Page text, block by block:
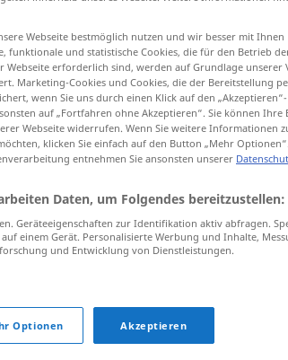
Tragetasche
Webseite bestmöglich nutzen und wir besser mit Ihnen
funktionale und statistische Cookies, die für den Betrieb
Webseite erforderlich sind, werden auf Grundlage unserer
Marketing-Cookies und Cookies, die der Bereitstellung
wenn Sie uns durch einen Klick auf den
auf „Fortfahren ohne Akzeptieren“. Sie können
Webseite widerrufen. Wenn Sie weitere Informationen
klicken Sie einfach auf den Button „Mehr
entnehmen Sie ansonsten unserer
Daten, um Folgendes bereitzustellen:
Geräteeigenschaften zur Identifikation aktiv abfragen.
einem Gerät. Personalisierte Werbung und Inhalte,
und Entwicklung von Dienstleistungen.
Optionen Akzeptieren